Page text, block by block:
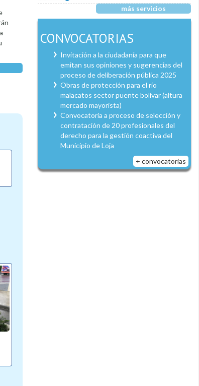
más servicios
CONVOCATORIAS
Invitación a la ciudadanía para que
emitan sus opiniones y sugerencias del
proceso de deliberación pública 2025
Obras de protección para el río
malacatos sector puente bolívar (altura
mercado mayorista)
Convocatoria a proceso de selección y
contratación de 20 profesionales del
derecho para la gestión coactiva del
Municipio de Loja
+ convocatorias